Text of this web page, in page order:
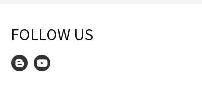
FOLLOW US